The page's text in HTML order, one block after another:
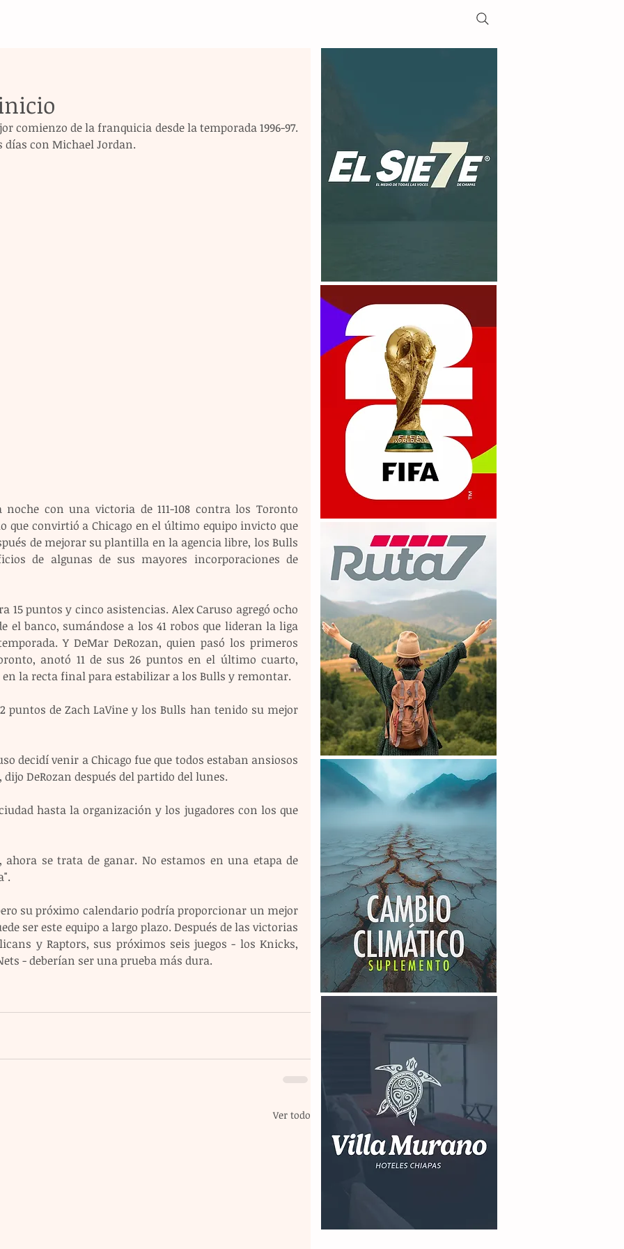
comienzo de la franquicia desde la temporada 1996-97.
días con Michael Jordan.
con una victoria de 111-108 contra los Toronto
que convirtió a Chicago en el último equipo invicto que
de mejorar su plantilla en la agencia libre, los Bulls
de algunas de sus mayores incorporaciones de
15 puntos y cinco asistencias. Alex Caruso agregó ocho
el banco, sumándose a los 41 robos que lideran la liga
Y DeMar DeRozan, quien pasó los primeros
anotó 11 de sus 26 puntos en el último cuarto,
la recta final para estabilizar a los Bulls y remontar.
puntos de Zach LaVine y los Bulls han tenido su mejor
decidí venir a Chicago fue que todos estaban ansiosos
DeRozan después del partido del lunes.
hasta la organización y los jugadores con los que
ahora se trata de ganar. No estamos en una etapa de
su próximo calendario podría proporcionar un mejor
ser este equipo a largo plazo. Después de las victorias
y Raptors, sus próximos seis juegos - los Knicks,
- deberían ser una prueba más dura.
Ver todo